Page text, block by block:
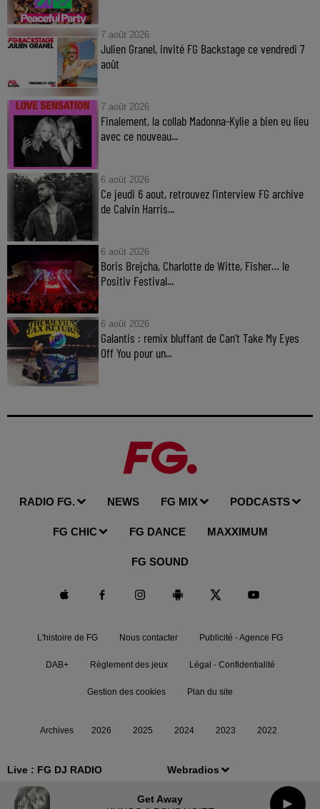
Live : FG DJ RADIO Webradios
Get Away
7 août 2026
Julien Granel, invité FG Backstage ce vendredi 7
août
7 août 2026
Finalement, la collab Madonna-Kylie a bien eu lieu
avec ce nouveau...
6 août 2026
Ce jeudi 6 aout, retrouvez l'interview FG archive
de Calvin Harris...
6 août 2026
Boris Brejcha, Charlotte de Witte, Fisher… le
Positiv Festival...
6 août 2026
Galantis : remix bluffant de Can’t Take My Eyes
Off You pour un...
RADIO FG. NEWS FG MIX PODCASTS
FG CHIC FG DANCE MAXXIMUM
FG SOUND
L'histoire de FG Nous contacter Publicité - Agence FG
DAB+ Règlement des jeux Légal - Confidentialité
Gestion des cookies Plan du site
Archives 2026 2025 2024 2023 2022